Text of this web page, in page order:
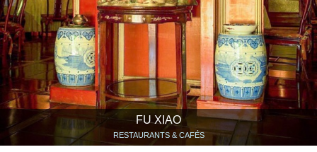
FU XIAO
RESTAURANTS & CAFÉS